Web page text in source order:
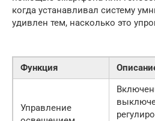
когда устанавливал систему
удивлен тем, насколько это
Функция
Управление